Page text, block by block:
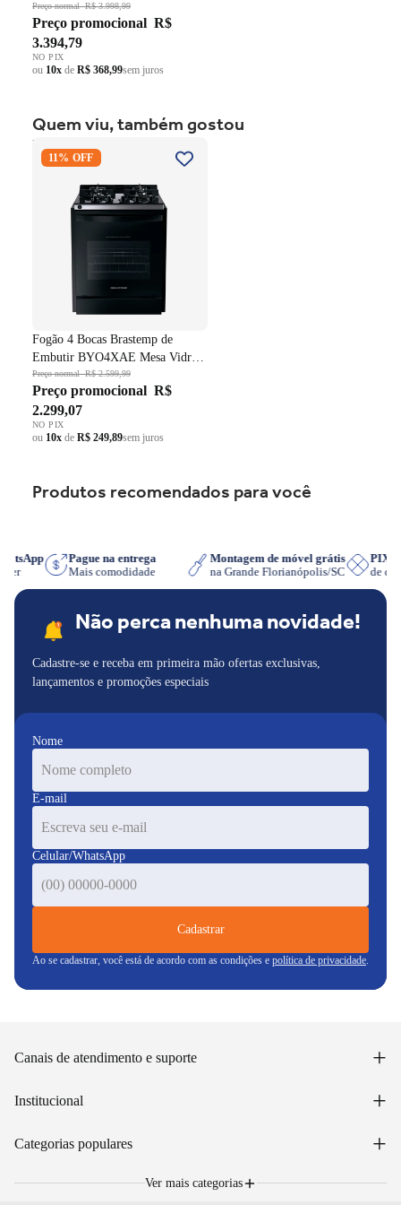
AutoSense SFP12 Branco 220V
Preço normalR$ 3.998,99
Preço promocional R$
3.394,79
NO PIX
ou 10x de R$ 368,99sem juros
Quem viu, também gostou
Fogão 4 Bocas Brastemp de
Embutir BYO4XAE Mesa
Fundido Dupla Chama Preto
11% OFF
Fogão 4 Bocas Brastemp de
Embutir BYO4XAE Mesa Vidro
Grade em Ferro Fundido Dupla
Chama Preto Bivolt
Preço normalR$ 2.599,99
Preço promocional R$
2.299,07
NO PIX
ou 10x de R$ 249,89sem juros
Produtos recomendados para você
Pague na entrega
Mais comodidade
Montagem de móvel grátis
na Grande Florianópolis/SC
PIX
de
Não perca nenhuma novidade!
Cadastre-se e receba em primeira mão ofertas exclusivas,
lançamentos e promoções especiais
Nome
E-mail
Celular/WhatsApp
Cadastrar
Ao se cadastrar, você está de acordo com as condições e política de privacidade
Canais de atendimento e suporte +
Acompanhar pedido
Email: sac@lojasunilar.com.br
Nossas lojas
Institucional +
Política de entregas
Portal de Vagas
Categorias populares +
Ver mais categorias